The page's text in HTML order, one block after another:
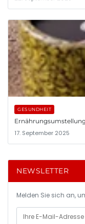
GESUNDHEIT
17. September 2025
NEWSLETTER
Melden Sie sich an,